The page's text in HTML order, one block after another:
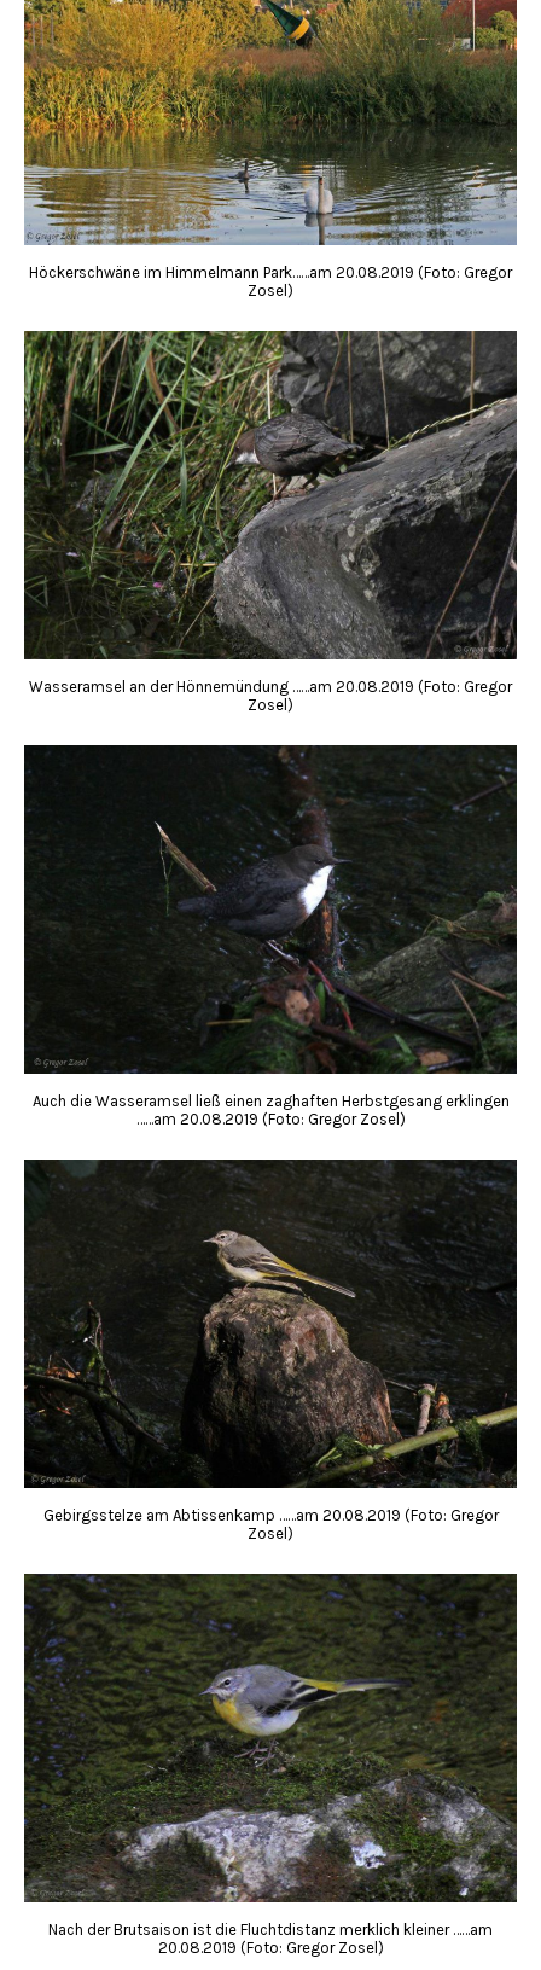
Höckerschwäne im Himmelmann Park……am 20.08.2019 (Foto: Gregor
Zosel)
Wasseramsel an der Hönnemündung ……am 20.08.2019 (Foto: Gregor
Zosel)
Auch die Wasseramsel ließ einen zaghaften Herbstgesang erklingen
……am 20.08.2019 (Foto: Gregor Zosel)
Gebirgsstelze am Abtissenkamp ……am 20.08.2019 (Foto: Gregor
Zosel)
Nach der Brutsaison ist die Fluchtdistanz merklich kleiner ……am
20.08.2019 (Foto: Gregor Zosel)